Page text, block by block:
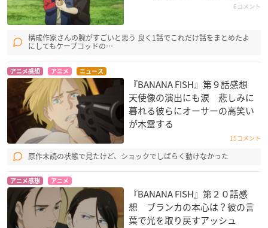
6コメント
構成作家さんの腕がすごいと思う 良く1話でこれだけ話をまとめたよ
にしてもケープコッドの…
アニメ感想 アニメ ニュース
『BANANA FISH』第９話感想
天使像の演出にも涙 悲しみに
暮れる彼らにオーサーの高笑い
が木霊する
15コメント
原作未読の状態で見たけど、ショックでしばらく動けなかった
アニメ感想 アニメ
『BANANA FISH』第２０話感
想 ブランカの本心は？彼の言
葉で光を取り戻すアッシュ